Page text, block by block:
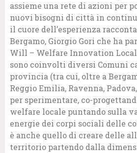
assieme una rete di azioni per
nuovi bisogni di città in
il cuore dell’esperienza
Bergamo, Giorgio Gori che ha
Will – Welfare Innovation Local
sono coinvolti diversi Comuni
provincia (tra cui, oltre a
Reggio Emilia, Ravenna,
per sperimentare, co-
welfare locale puntando sulla
energie dei corpi sociali delle
è anche quello di creare delle
territorio partendo dalla